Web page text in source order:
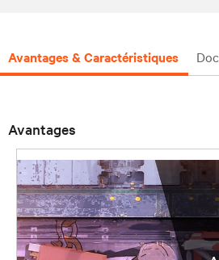
Avantages & Caractéristiques
Avantages